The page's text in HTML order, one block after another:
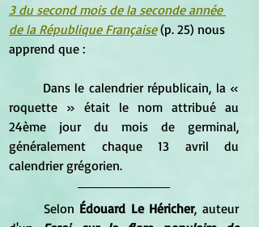
3 du second mois de la seconde année
de la République Française (p. 25) nous
apprend que :
roquette » était le nom attribué au
24ème jour du mois de germinal,
généralement chaque 13 avril du
calendrier grégorien.
	Selon
Édouard Le Héricher, auteur